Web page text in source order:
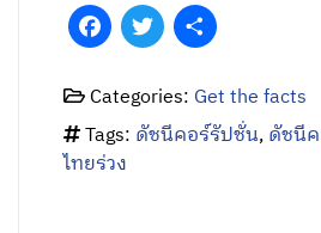
FacebookTwitter
Categories: Get the facts
Tags: ดัชนีคอร์รัปชั่น,ดัชนี
ไทยร่วง